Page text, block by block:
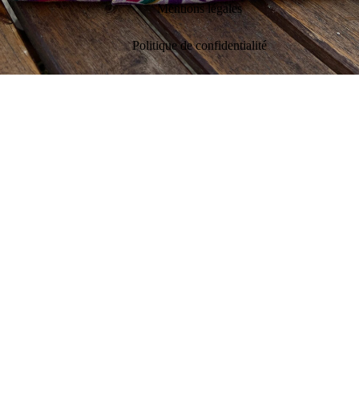
Mentions légales
Politique de confidentialité